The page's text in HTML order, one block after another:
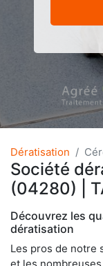
Dératisation
Société
(04280) |
Découvrez les
dératisation
Les pros de notre